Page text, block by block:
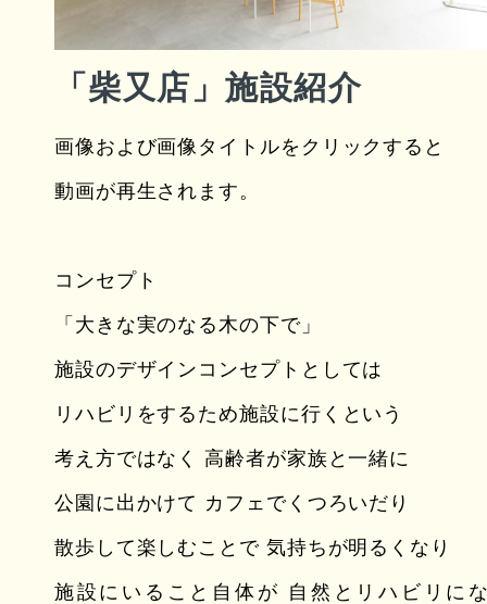
「柴又店」施設紹介
画像および画像タイトルをクリックすると
動画が再生されます。
コンセプト
「大きな実のなる木の下で」
施設のデザインコンセプトとしては
リハビリをするため施設に行くという
考え方ではなく 高齢者が家族と一緒に
公園に出かけて カフェでくつろいだり
散歩して楽しむことで 気持ちが明るくなり
施設にいること自体が 自然とリハビリに